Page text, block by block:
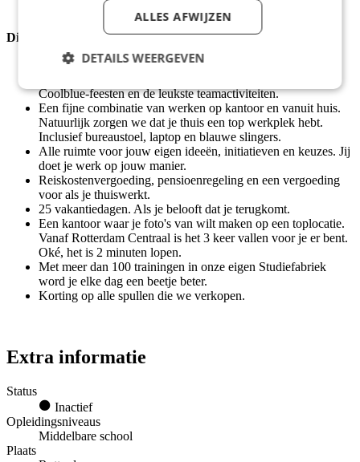
Dit zoek jij verder in een baan
Geld.
Coolblue-feesten en de leukste teamactiviteiten.
Een fijne combinatie van werken op kantoor en vanuit huis.
Natuurlijk zorgen we dat je thuis een top werkplek hebt.
Inclusief bureaustoel, laptop en blauwe slingers.
Alle ruimte voor jouw eigen ideeën, initiatieven en keuzes. Jij
doet je werk op jouw manier.
Reiskostenvergoeding, pensioenregeling en een vergoeding
voor als je thuiswerkt.
25 vakantiedagen. Als je belooft dat je terugkomt.
Een kantoor waar je foto's van wilt maken op een toplocatie.
Vanaf Rotterdam Centraal is het 3 keer vallen voor je er bent.
Oké, het is 2 minuten lopen.
Met meer dan 100 trainingen in onze eigen Studiefabriek
word je elke dag een beetje beter.
Korting op alle spullen die we verkopen.
Extra informatie
Status
Inactief
Opleidingsniveaus
Middelbare school
Plaats
ALLES AFWIJZEN
DETAILS WEERGEVEN